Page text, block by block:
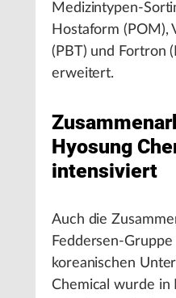
Medizintypen-
Hostaform (POM),
(PBT) und Fortron
erweitert.
Hyosung
intensiviert
Auch die
Feddersen-
koreanischen
Chemical wurde in